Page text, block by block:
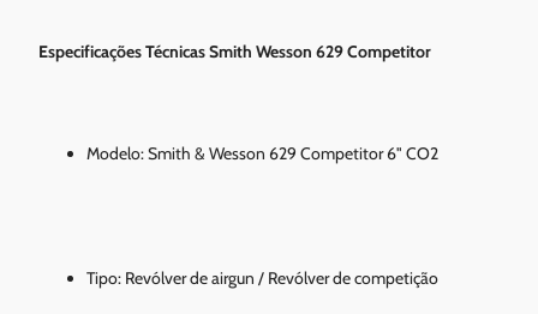
Especificações Técnicas Smith Wesson 629 Competitor
Modelo: Smith & Wesson 629 Competitor 6" CO2
Tipo: Revólver de airgun / Revólver de competição